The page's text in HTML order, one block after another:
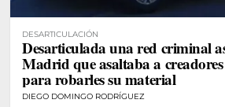
DESARTICULACIÓN
Desarticulada una red criminal
Madrid que asaltaba a
para robarles su material
DIEGO DOMINGO RODRÍGUEZ